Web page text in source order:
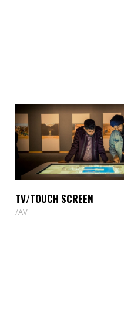
TV/TOUCH SCREEN
AV